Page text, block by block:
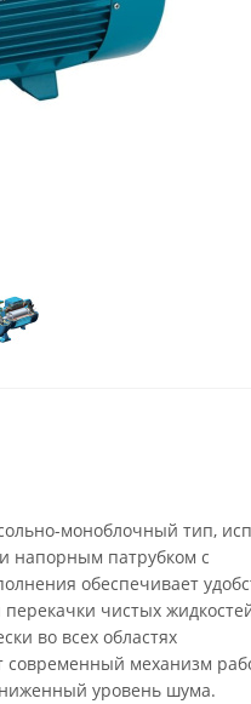
моноблочный тип,
напорным патрубком с
обеспечивает
чистых
во всех областях
современный механизм
уровень шума.